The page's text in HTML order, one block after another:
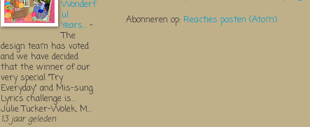
Abonneren op: Reacties posten (Atom)
Wonderf
ul
Years... -
The
design team has voted
and we have decided
that the winner of our
very special "Try
Everyday" and Mis-sung
Lyrics challenge is...
Julie Tucker-Wolek, M...
13 jaar geleden